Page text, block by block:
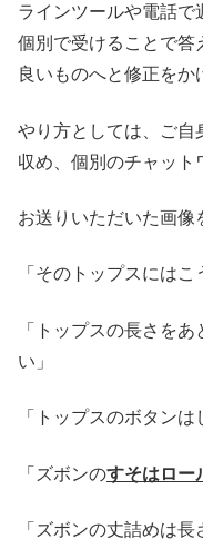
ラインツールや電話で
個別で受けることで答
良いものへと修正をか
やり方としては、ご自
収め、個別のチャット
お送りいただいた画像
「そのトップスには
「トップスの長さをあ
い」
「トップスのボタンは
「ズボンのすそはロー
「ズボンの丈詰めは